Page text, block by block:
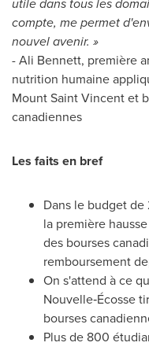
compte, me permet
nouvel avenir. »
- Ali Bennett, première
nutrition humaine
Mount Saint Vincent et
canadiennes
Les faits en bref
Dans le budget
la première
des bourses
remboursement
On s'attend à ce
Nouvelle‑Écosse
bourses
Plus de 800